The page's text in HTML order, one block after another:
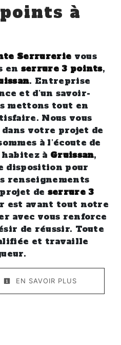
à
Serrurerie vous
en serrure 3 points,
. Entreprise
et d’un savoir-
mettons tout en
Nous vous
dans votre projet de
à l’écoute de
habitez à Gruissan,
disposition pour
renseignements
de serrure 3
est avant tout notre
avec vous renforce
de réussir. Toute
et travaille
EN SAVOIR PLUS